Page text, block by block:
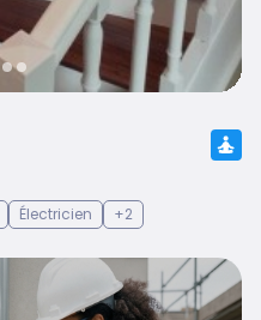
Électricien +2